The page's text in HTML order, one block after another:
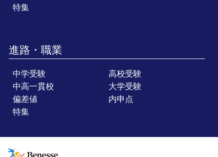
特集
進路・職業
中学受験
高校受験
中高一貫校
大学受験
偏差値
内申点
特集